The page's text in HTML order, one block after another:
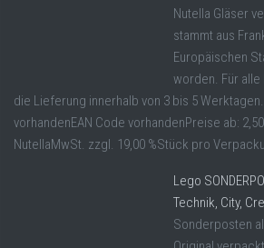
Nutella Gläser
stammt aus
Europäischen
worden. Für
die Lieferung innerhalb von 3 bis 5
vorhandenEAN Code vorhandenPreise ab:
NutellaMwSt. zzgl. 19,00 %Stück pro
Lego
Technik, City,
Sonderposten